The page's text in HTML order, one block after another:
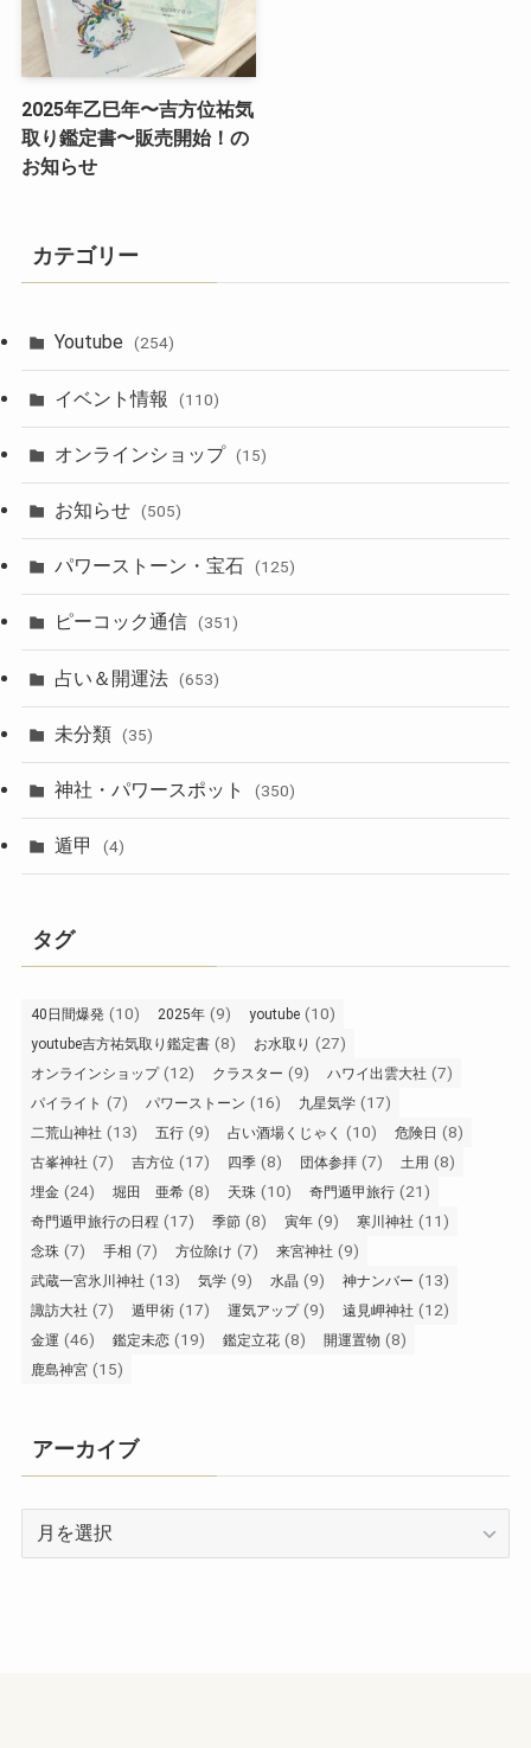
2025年乙巳年〜吉方位祐気
取り鑑定書〜販売開始！の
お知らせ
カテゴリー
Youtube (254)
イベント情報 (110)
オンラインショップ (15)
お知らせ (505)
パワーストーン・宝石 (125)
ピーコック通信 (351)
占い＆開運法 (653)
未分類 (35)
神社・パワースポット (350)
遁甲 (4)
タグ
40日間爆発 (10) 2025年 (9) youtube (10)
youtube吉方祐気取り鑑定書 (8) お水取り (27)
オンラインショップ(12) クラスター (9) ハワイ出雲大社 (7)
パイライト (7) パワーストーン (16) 九星気学 (17)
二荒山神社 (13) 五行 (9) 占い酒場くじゃく (10) 危険日 (8)
古峯神社 (7) 吉方位 (17) 四季 (8) 団体参拝 (7) 土用 (8)
埋金 (24) 堀田 亜希 (8) 天珠 (10) 奇門遁甲旅行 (21)
奇門遁甲旅行の日程 (17) 季節 (8) 寅年 (9) 寒川神社 (11)
念珠 (7) 手相 (7) 方位除け (7) 来宮神社 (9)
武蔵一宮氷川神社 (13) 気学 (9) 水晶 (9) 神ナンバー (13)
諏訪大社 (7) 遁甲術 (17) 運気アップ(9) 遠見岬神社 (12)
金運 (46) 鑑定未恋 (19) 鑑定立花 (8) 開運置物 (8)
鹿島神宮 (15)
アーカイブ
ー